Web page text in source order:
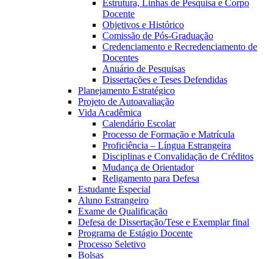
Estrutura, Linhas de Pesquisa e Corpo
Docente
Objetivos e Histórico
Comissão de Pós-Graduação
Credenciamento e Recredenciamento de
Docentes
Anuário de Pesquisas
Dissertações e Teses Defendidas
Planejamento Estratégico
Projeto de Autoavaliação
Vida Acadêmica
Calendário Escolar
Processo de Formação e Matrícula
Proficiência – Língua Estrangeira
Disciplinas e Convalidação de Créditos
Mudança de Orientador
Religamento para Defesa
Estudante Especial
Aluno Estrangeiro
Exame de Qualificação
Defesa de Dissertação/Tese e Exemplar final
Programa de Estágio Docente
Processo Seletivo
Bolsas